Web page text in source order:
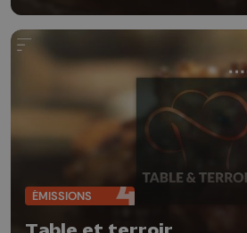
ÉMISSIONS